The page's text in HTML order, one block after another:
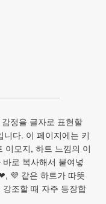
정을 글자로 표현할
다. 이 페이지에는 키
이모지, 하트 느낌의 이
로 복사해서 붙여넣
💜 같은 하트가 따뜻
조할 때 자주 등장합